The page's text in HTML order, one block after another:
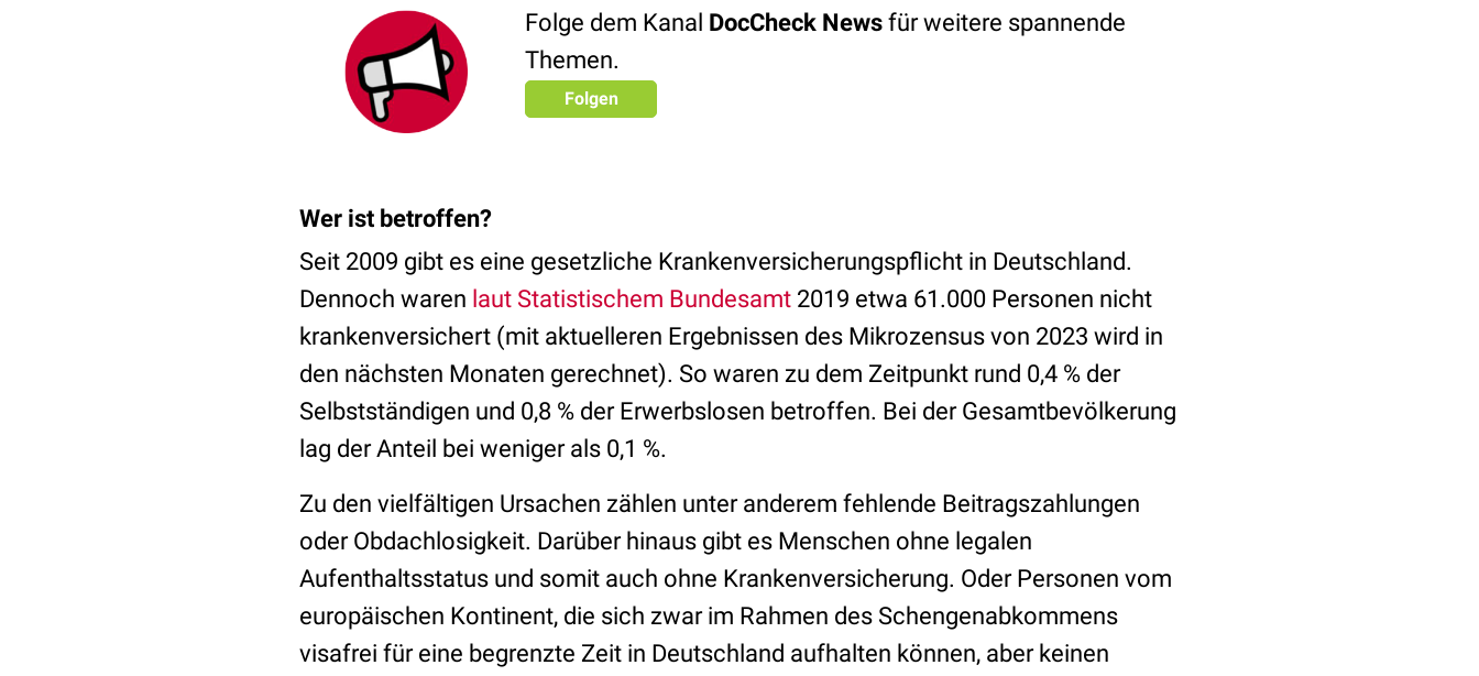
Folge dem Kanal DocCheck News für weitere spannende
Themen.
Folgen
Wer ist betroffen?
Seit 2009 gibt es eine gesetzliche Krankenversicherungspflicht in Deutschland.
Dennoch waren laut Statistischem Bundesamt 2019 etwa 61.000 Personen nicht
krankenversichert (mit aktuelleren Ergebnissen des Mikrozensus von 2023 wird in
den nächsten Monaten gerechnet). So waren zu dem Zeitpunkt rund 0,4 % der
Selbstständigen und 0,8 % der Erwerbslosen betroffen. Bei der Gesamtbevölkerung
lag der Anteil bei weniger als 0,1 %.
Zu den vielfältigen Ursachen zählen unter anderem fehlende Beitragszahlungen
oder Obdachlosigkeit. Darüber hinaus gibt es Menschen ohne legalen
Aufenthaltsstatus und somit auch ohne Krankenversicherung. Oder Personen vom
europäischen Kontinent, die sich zwar im Rahmen des Schengenabkommens
visafrei für eine begrenzte Zeit in Deutschland aufhalten können, aber keinen